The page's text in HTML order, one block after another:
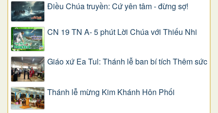
Điều Chúa truyền: Cứ yên tâm - đừng sợ!
CN 19 TN A- 5 phút Lời Chúa với Thiếu Nhi
Giáo xứ Ea Tul: Thánh lễ ban bí tích Thêm sức
Thánh lễ mừng Kim Khánh Hôn Phối